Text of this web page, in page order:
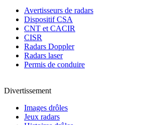
Avertisseurs de radars
Dispositif CSA
CNT et CACIR
CISR
Radars Doppler
Radars laser
Permis de conduire
Divertissement
Images drôles
Jeux radars